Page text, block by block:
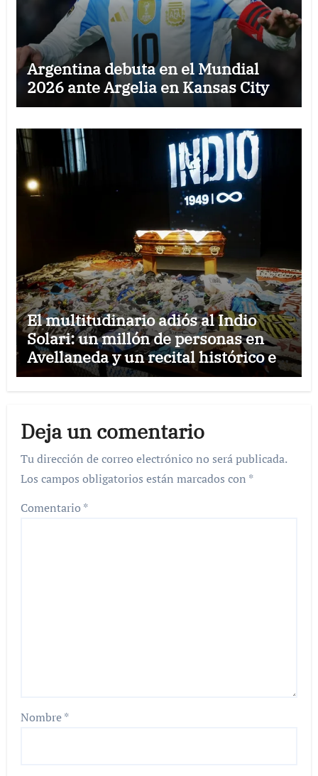
Argentina debuta en el Mundial
2026 ante Argelia en Kansas City
El multitudinario adiós al Indio
Solari: un millón de personas en
Avellaneda y un recital histórico en
Comodoro Rivadavia
Deja un comentario
Tu dirección de correo electrónico no será publicada.
Los campos obligatorios están marcados con *
Comentario *
Nombre*